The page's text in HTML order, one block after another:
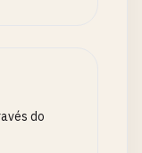
do